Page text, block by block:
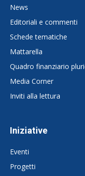
News
Editoriali e commenti
Schede tematiche
Mattarella
Quadro finanziario
Media Corner
Inviti alla lettura
Iniziative
Eventi
Progetti